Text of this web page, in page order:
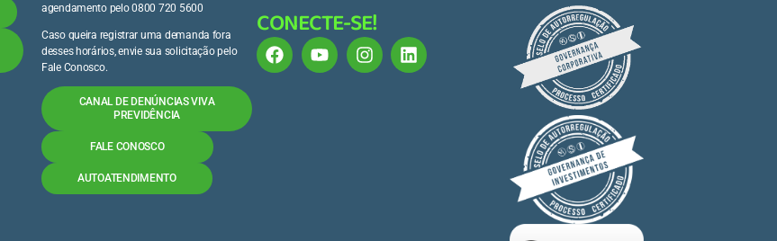
agendamento pelo 0800 720 5600
Caso queira registrar uma demanda fora
desses horários, envie sua solicitação pelo
Fale Conosco.
CANAL DE DENÚNCIAS VIVA
PREVIDÊNCIA
FALE CONOSCO
AUTOATENDIMENTO
CONECTE-SE!